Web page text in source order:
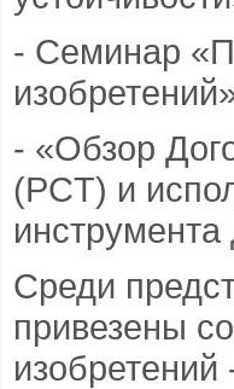
- Семинар
- «Обзор
(PCT) и
Среди
привезены